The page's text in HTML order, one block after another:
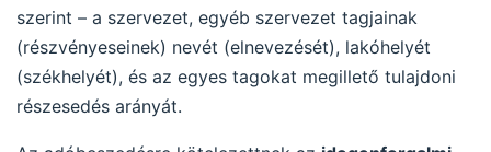
szerint – a szervezet, egyéb szervezet tagjainak
(részvényeseinek) nevét (elnevezését), lakóhelyét
(székhelyét), és az egyes tagokat megillető tulajdoni
részesedés arányát.